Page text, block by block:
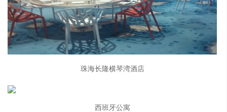
珠海长隆横琴湾酒店
西班牙公寓